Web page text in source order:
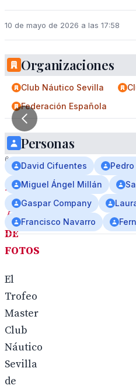
10 de mayo de 2026 a las 17:58
1
/
6
RESULTADOS
ÁLBUM
DE
FOTOS
El
Trofeo
Master
Club
Náutico
Sevilla
de
Organizaciones
Club Náutico Sevilla
Federación Española
Personas
David Cifuentes
Miguel Ángel Millán
Gaspar Company
Francisco Navarro